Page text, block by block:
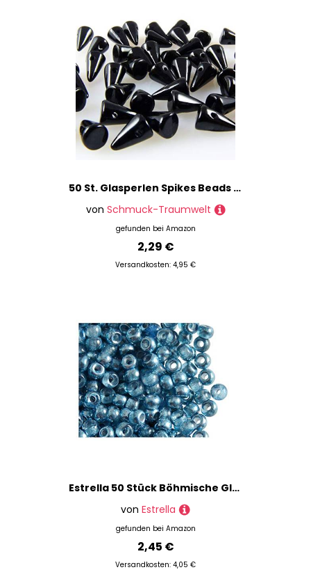
50 St. Glasperlen Spikes Beads schwarz 8x5mm Böhmische Perlen zum Basteln
von Schmuck-Traumwelt
gefunden bei Amazon
2,29 €
Versandkosten: 4,95 €
Estrella 50 Stück Böhmische Glasperlen Gepresst Walze Pony 5,5 mm, mit großem Loch, Semi-Apollo Aqua
von Estrella
gefunden bei Amazon
2,45 €
Versandkosten: 4,05 €